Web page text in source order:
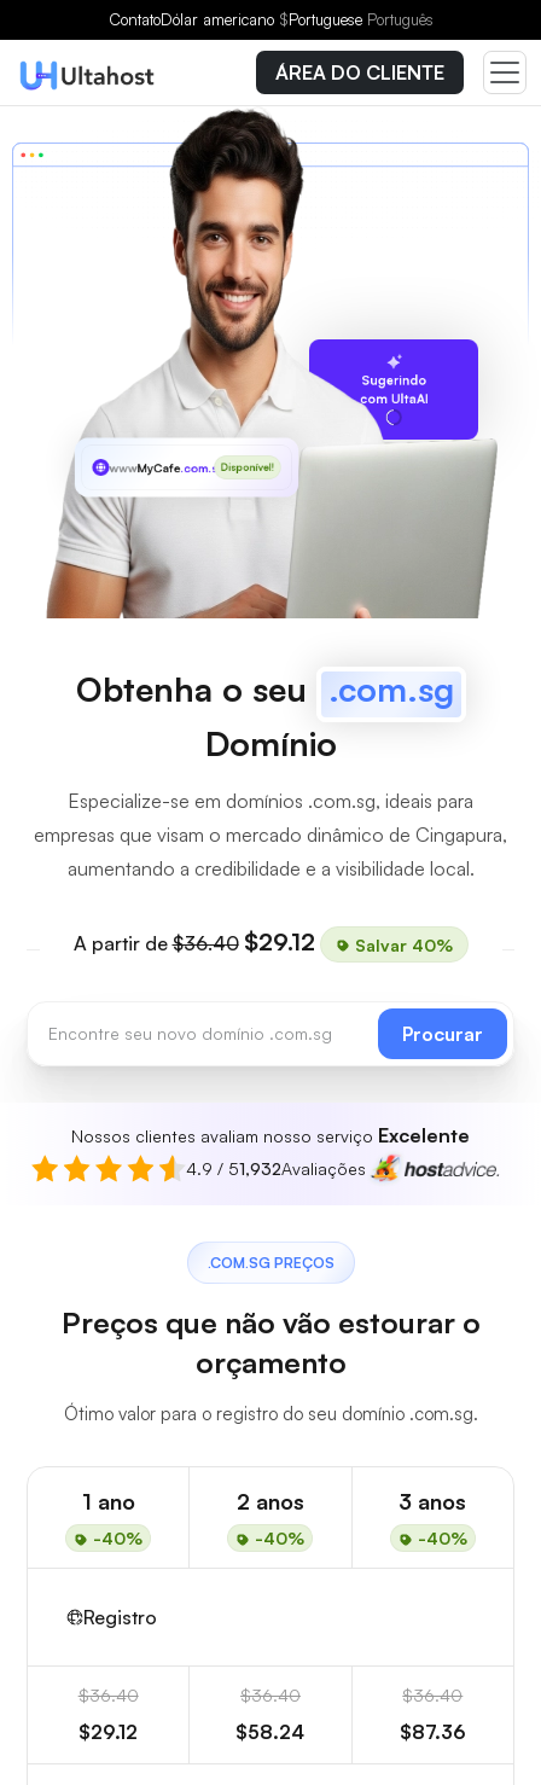
ContatoDólar americano $Portuguese Português
ÁREA DO CLIENTE
Sugerindo
com UltaAI
wwwMyCafe.com.sgDisponível!
Obtenha o seu
.com.sg
Domínio
Especialize-se em domínios .com.sg, ideais para
empresas que visam o mercado dinâmico de Cingapura,
aumentando a credibilidade e a visibilidade local.
A partir de$36.40 $29.12 Salvar 40%
Procurar
Nossos clientes avaliam nosso serviço Excelente
4.9 / 51,932Avaliações
.COM.SG PREÇOS
Preços que não vão estourar o
orçamento
Ótimo valor para o registro do seu domínio .com.sg.
1 ano
-40%
2 anos
-40%
3 anos
-40%
Registro
$36.40
$29.12
$36.40
$58.24
$36.40
$87.36